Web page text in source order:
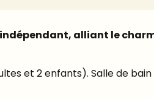
alliant le
et 2 enfants). Salle de